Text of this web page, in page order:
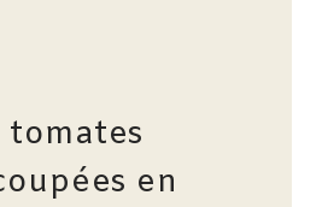
tomates
en